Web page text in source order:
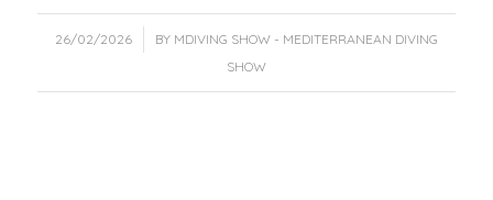
26/02/2026
/ BY MDIVING SHOW - MEDITERRANEAN DIVING
SHOW